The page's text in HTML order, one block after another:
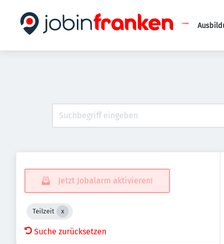
Jetzt Jobalarm aktivieren!
Teilzeit
Suche zurücksetzen